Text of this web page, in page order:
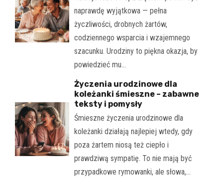
naprawdę wyjątkowa — pełna
życzliwości, drobnych żartów,
codziennego wsparcia i wzajemnego
szacunku. Urodziny to piękna okazja, by
powiedzieć mu…
Życzenia urodzinowe dla
koleżanki śmieszne – zabawne
teksty i pomysły
Śmieszne życzenia urodzinowe dla
koleżanki działają najlepiej wtedy, gdy
poza żartem niosą też ciepło i
prawdziwą sympatię. To nie mają być
przypadkowe rymowanki, ale słowa,…